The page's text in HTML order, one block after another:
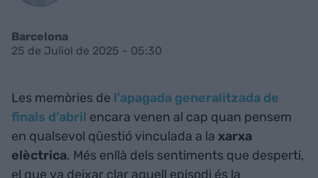
Barcelona
25 de Juliol de 2025 - 05:30
Les memòries de l’apagada generalitzada de
finals d’abril encara venen al cap quan pensem
en qualsevol qüestió vinculada a la xarxa
elèctrica. Més enllà dels sentiments que desperti,
el que va deixar clar aquell episodi és la